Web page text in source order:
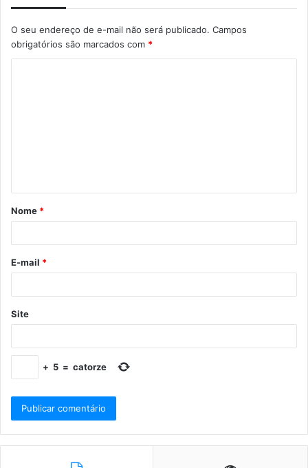
O seu endereço de e-mail não será publicado. Campos
obrigatórios são marcados com *
Nome *
E-mail *
Site
+ 5 = catorze